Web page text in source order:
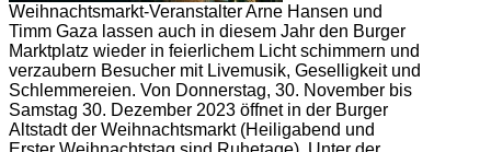
Weihnachtsmarkt-Veranstalter Arne Hansen und
Timm Gaza lassen auch in diesem Jahr den Burger
Marktplatz wieder in feierlichem Licht schimmern und
verzaubern Besucher mit Livemusik, Geselligkeit und
Schlemmereien. Von Donnerstag, 30. November bis
Samstag 30. Dezember 2023 öffnet in der Burger
Altstadt der Weihnachtsmarkt (Heiligabend und